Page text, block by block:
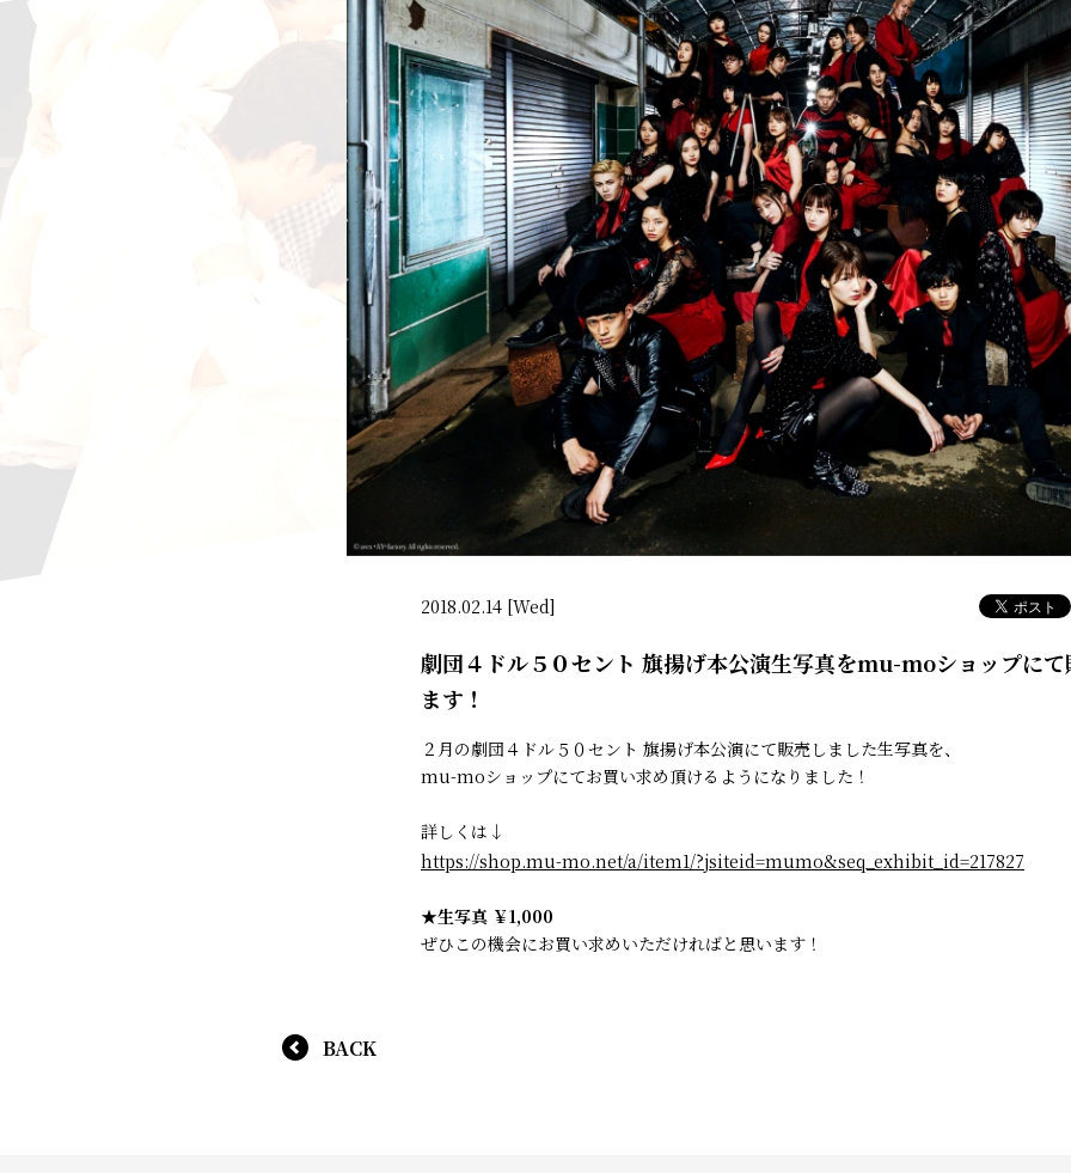
2018.02.14 [Wed]
劇団４ドル５０セント 旗揚げ本公演生写真をmu-moショップに
ます！
２月の劇団４ドル５０セント 旗揚げ本公演にて販売しました生写真を、
mu-moショップにてお買い求め頂けるようになりました！
詳しくは↓
https://shop.mu-mo.net/a/item1/?jsiteid=mumo&seq_exhibit_id=217827
★生写真 ￥1,000
ぜひこの機会にお買い求めいただければと思います！
BACK